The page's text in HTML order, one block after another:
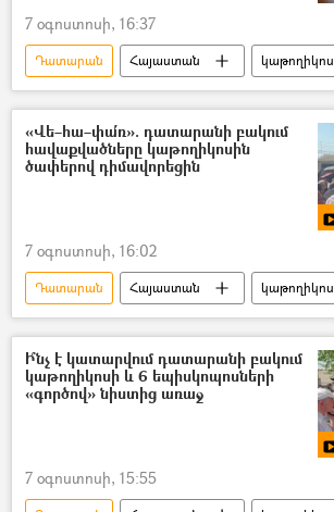
7 օգոստոսի, 16:37
Դատարան Հայաստան
կաթողիկոս
Նիստ
Արա Զոհրաբյան
«Վե–հա–փա՛ռ». դատարանի բակում
հավաքվածները կաթողիկոսին
ծափերով դիմավորեցին
7 օգոստոսի, 16:02
Դատարան Հայաստան
կաթողիկոս
Եկեղեցի
տեսանյութ
Տեսանյութեր
Ի՞նչ է կատարվում դատարանի բակում
կաթողիկոսի և 6 եպիսկոպոսների
«գործով» նիստից առաջ
7 օգոստոսի, 15:55